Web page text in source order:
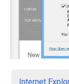
Internet